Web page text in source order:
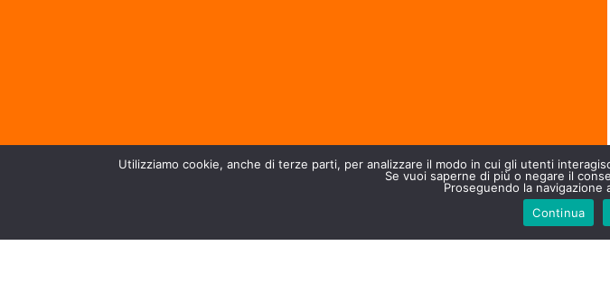
Utilizziamo cookie, anche di terze parti, per analizzare il modo in cui gli utenti
Se vuoi saperne di più o negare il
Proseguendo la navigazione
Continua